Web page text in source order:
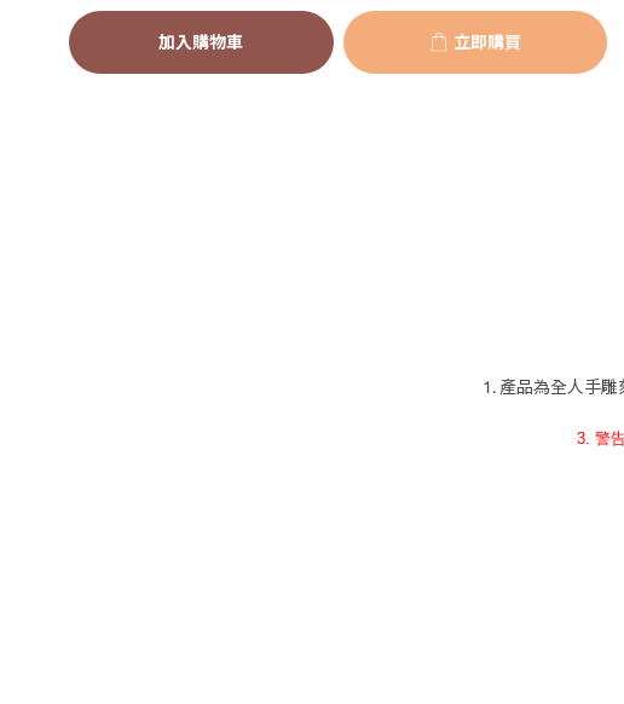
加入購物車 立即購買
1. 產品為全人手
3. 警